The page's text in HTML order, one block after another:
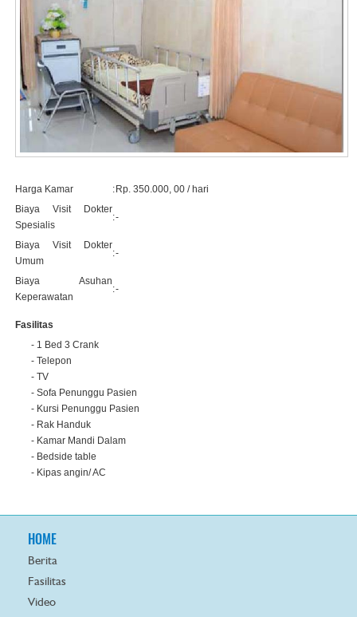
Harga Kamar : Rp. 350.000, 00 / hari
Biaya Visit Dokter
Spesialis
:-
Biaya Visit Dokter
Umum
:-
Biaya Asuhan
Keperawatan
:-
Fasilitas
- 1 Bed 3 Crank
- Telepon
- TV
- Sofa Penunggu Pasien
- Kursi Penunggu Pasien
- Rak Handuk
- Kamar Mandi Dalam
- Bedside table
- Kipas angin/ AC
HOME
Berita
Fasilitas
Video